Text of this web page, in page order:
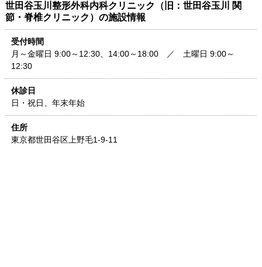
世田谷玉川整形外科内科クリニック（旧：世田谷玉川 関
節・脊椎クリニック） の施設情報
受付時間
月～金曜日 9:00～12:30、14:00～18:00 ／ 土曜日 9:00～
12:30
休診日
日・祝日、年末年始
住所
東京都世田谷区上野毛1-9-11